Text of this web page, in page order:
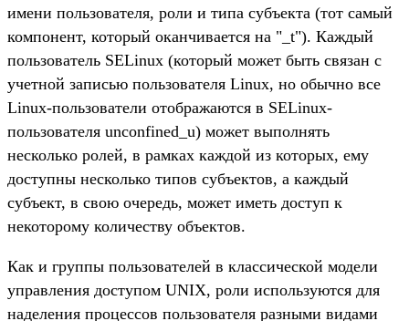
имени пользователя, роли и типа субъекта (тот самый
компонент, который оканчивается на "_t"). Каждый
пользователь SELinux (который может быть связан с
учетной записью пользователя Linux, но обычно все
Linux-пользователи отображаются в SELinux-
пользователя unconfined_u) может выполнять
несколько ролей, в рамках каждой из которых, ему
доступны несколько типов субъектов, а каждый
субъект, в свою очередь, может иметь доступ к
некоторому количеству объектов.
Как и группы пользователей в классической модели
управления доступом UNIX, роли используются для
наделения процессов пользователя разными видами